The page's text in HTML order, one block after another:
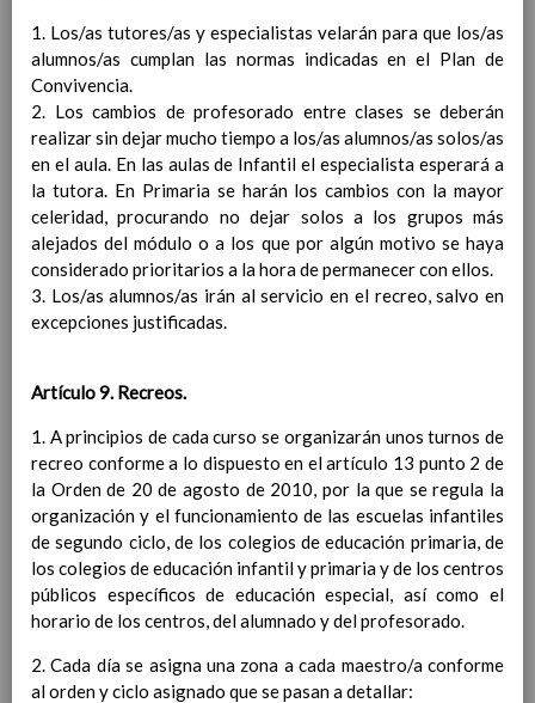
IntroducciÃ³n
AnÃ¡lisis del Contexto
Proyecto Educativo
Marco Normativo
Objetivos propios para la mejora del rendimiento
escolar
LÃ­neas generales de actuaciÃ³n pedagÃ³gica
CoordinaciÃ³n y concreciÃ³n de los contenidos
curriculares, asÃ­ como el tratamiento transversal
en las Ã¡reas de la educaciÃ³n en valores y otras
enseÃ±anzas
EducaciÃ³n Infantil (Segundo Ciclo)
mÃºltiples con los objetivos generales
y de Ã¡reas curriculares.
Competencias bÃ¡sicas
15 noviembre 2019
ProgramaciÃ³n y relaciÃ³n de los
elementos curriculares del 2Âº ciclo de
e. Infantil
15 noviembre 2019
EvaluaciÃ³n 15 noviembre 2019
InterrelaciÃ³n familiar-centro
AtenciÃ³n a la diversidad
1. Los/as tutores/as y especialistas velarán para que los/as
alumnos/as cumplan las normas indicadas en el Plan de
Convivencia.
2. Los cambios de profesorado entre clases se deberán
realizar sin dejar mucho tiempo a los/as alumnos/as solos/as
en el aula. En las aulas de Infantil el especialista esperará a
la tutora. En Primaria se harán los cambios con la mayor
celeridad, procurando no dejar solos a los grupos más
alejados del módulo o a los que por algún motivo se haya
considerado prioritarios a la hora de permanecer con ellos.
3. Los/as alumnos/as irán al servicio en el recreo, salvo en
excepciones justificadas.
Artículo 9. Recreos.
1. A principios de cada curso se organizarán unos turnos de
recreo conforme a lo dispuesto en el artículo 13 punto 2 de
la Orden de 20 de agosto de 2010, por la que se regula la
organización y el funcionamiento de las escuelas infantiles
de segundo ciclo, de los colegios de educación primaria, de
los colegios de educación infantil y primaria y de los centros
públicos específicos de educación especial, así como el
horario de los centros, del alumnado y del profesorado.
2. Cada día se asigna una zona a cada maestro/a conforme
al orden y ciclo asignado que se pasan a detallar: